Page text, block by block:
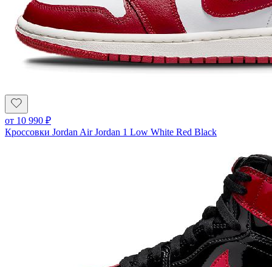
от 10 990 ₽
Кроссовки Jordan Air Jordan 1 Low White Red Black